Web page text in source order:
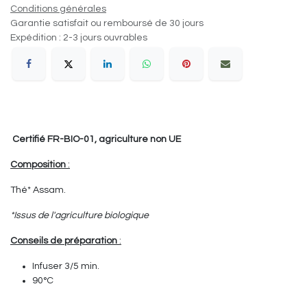
Conditions générales
Garantie satisfait ou remboursé de 30 jours
Expédition : 2-3 jours ouvrables
Certifié FR-BIO-01, agriculture non UE
Composition :
Thé* Assam.
*Issus de l'agriculture biologique
Conseils de préparation :
Infuser 3/5 min.
90°C